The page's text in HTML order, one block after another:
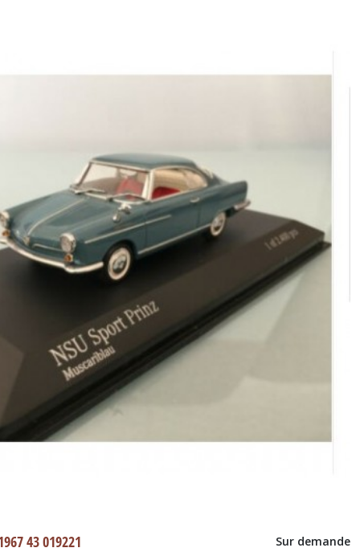
43 019221 Sur demande